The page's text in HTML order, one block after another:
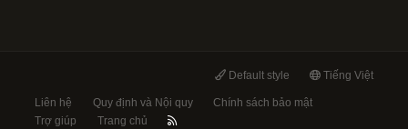
Default style Tiếng Việt
Liên hệ Quy định và Nội quy
Chính sách bảo mật
Trợ giúp
Trang chủ